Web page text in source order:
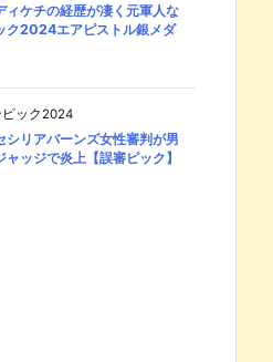
ィケチの経歴が凄く元軍人な
ク2024エアピストル銀メダ
ック2024
シリアバーンズ女性審判が男
ッジで炎上【誤審ピック】